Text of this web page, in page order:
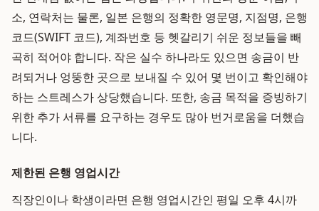
소, 연락처는 물론, 일본 은행의 정확한 영문명, 지점명, 은행
코드(SWIFT 코드), 계좌번호 등 헷갈리기 쉬운 정보들을 빼
곡히 적어야 합니다. 작은 실수 하나라도 있으면 송금이 반
려되거나 엉뚱한 곳으로 보내질 수 있어 몇 번이고 확인해야
하는 스트레스가 상당했습니다. 또한, 송금 목적을 증빙하기
위한 추가 서류를 요구하는 경우도 많아 번거로움을 더했습
니다.
제한된 은행 영업시간
직장인이나 학생이라면 은행 영업시간인 평일 오후 4시까